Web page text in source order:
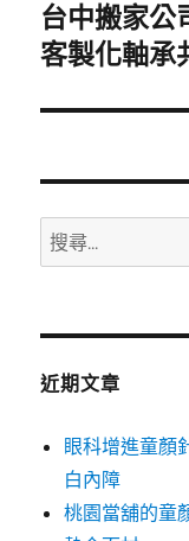
下
一
文
台中搬家公
客製化軸承
搜
尋
鍵
近期文章
眼科增進童顏
白內障
桃園當舖的童